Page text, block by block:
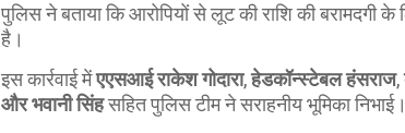
पुलिस ने बताया कि आरोपियों से लूट की राशि की
है।
इस कार्रवाई मेंएएसआई राकेश गोदारा,हेडकॉन्स्टेबल हंसराज,
और भवानी सिंहसहित पुलिस टीम ने सराहनीय भूमिका निभाई।